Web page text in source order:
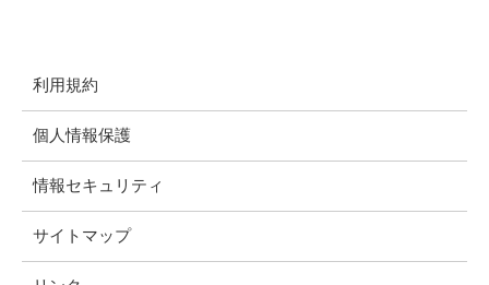
利用規約
個人情報保護
情報セキュリティ
サイトマップ